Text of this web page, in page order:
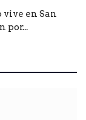
en San
por...